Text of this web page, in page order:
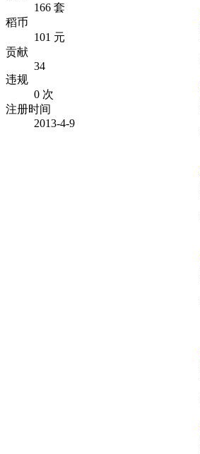
166 套
稻币
101 元
贡献
34
违规
0 次
注册时间
2013-4-9